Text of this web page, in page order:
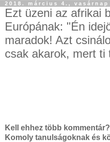
2018. március 4., vasárnap
Ezt üzeni az afrikai
Európának: "Én
maradok! Azt
csak akarok, mert ti
Kell ehhez több
Komoly tanulságoknak és